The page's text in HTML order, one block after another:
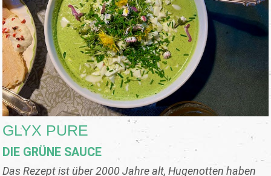
GLYX PURE
DIE GRÜNE SAUCE
Das Rezept ist über 2000 Jahre alt, Hugenotten haben